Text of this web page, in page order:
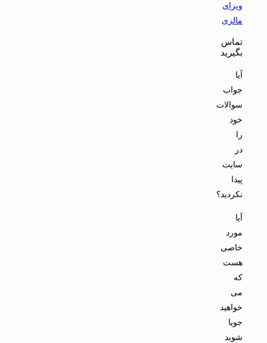
ویزای
مالزی
تماس
بگیرید
آیا
جواب
سوالات
خود
را
در
سایت
پیدا
نکردید؟
آیا
مورد
خاصی
هست
که
می
خواهید
جویا
شوید